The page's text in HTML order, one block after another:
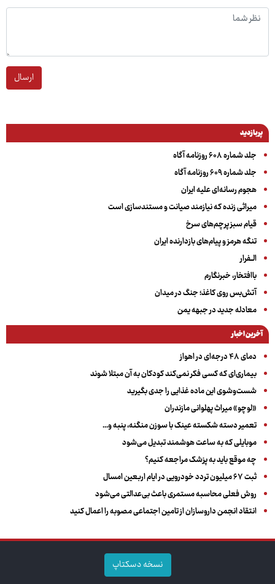
ارسال
پربازدید
جلد شماره ۶۰۸ روزنامه آگاه
جلد شماره ۶۰۹ روزنامه آگاه
هجوم رسانه‌ای علیه ایران
میراثی زنده که نیازمند صیانت و مستندسازی است
قیام سبز پرچم‌های سرخ
تنگه هرمز و پیام‌های بازدارنده ایران
الــفرار
باافتخار، خبرنگارم
آتش‌بس روی کاغذ؛ جنگ در میدان
معادله جدید در جبهه یمن
آخرین اخبار
دمای ۴۸ درجه‌ای در اهواز
بیماری‌ای که کسی فکر نمی‌کند کودکان به آن مبتلا شوند
شست‌وشوی این ماده غذایی را جدی بگیرید
«لوچو» میراث پهلوانی مازندران
تعمیر دسته شکسته عینک با سوزن منگنه، پنبه و...
موبایلی که به ساعت هوشمند تبدیل می‌شود
چه موقع باید به پزشک مراجعه کنیم؟
ثبت ۶۷ میلیون تردد خودرویی در ایام اربعین امسال
روش فعلی محاسبه مستمری باعث بی‌عدالتی می‌شود
انتقاد انجمن داروسازان از تامین اجتماعی مصوبه را اعمال کنید
نسخه دسکتاپ